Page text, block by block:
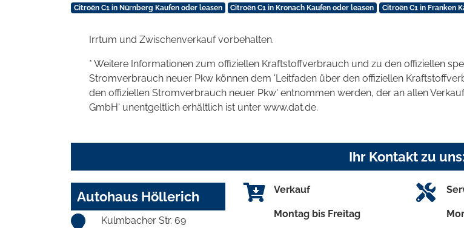
Citroën C1 in Nürnberg Kaufen oder leasen Citroën C1 in Kronach Kaufen oder leasen Citroën C1 in Franken
Irrtum und Zwischenverkauf vorbehalten.
* Weitere Informationen zum offiziellen Kraftstoffverbrauch und zu den offiziellen
Stromverbrauch neuer Pkw können dem 'Leitfaden über den offiziellen
den offiziellen Stromverbrauch neuer Pkw' entnommen werden, der an allen
GmbH' unentgeltlich erhältlich ist unter www.dat.de.
Ihr Kontakt zu uns:
Autohaus Höllerich
Kulmbacher Str. 69
Verkauf
Montag bis Freitag